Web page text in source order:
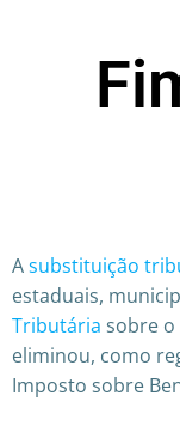
Asubstituição
estaduais,
Tributária sobre o
eliminou, como
Imposto sobre